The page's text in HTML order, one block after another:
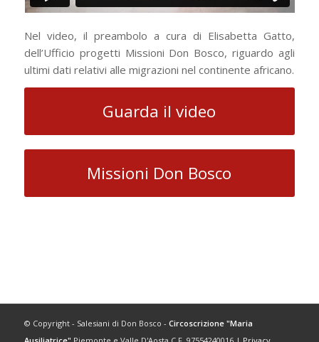
Nel video, il preambolo a cura di Elisabetta Gatto,
dell’Ufficio progetti Missioni Don Bosco, riguardo agli
ultimi dati relativi alle migrazioni nel continente africano.
Guarda il video
Missioni Don Bosco
© Copyright - Salesiani di Don Bosco - Circoscrizione "Maria